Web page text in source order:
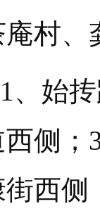
村
1、始
侧；
西侧